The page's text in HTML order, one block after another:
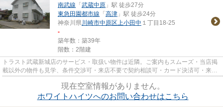
南武線 「武蔵中原 」駅 徒歩27分
東急田園都市線 「高津 」駅 徒歩24分
神奈川県川崎市中原区上小田中 １丁目18-25
-
築年数：築39年
階数：2階建
トラスト武蔵新城店のサービス・取扱い物件は近隣。ご案内もスムーズ・当店掲
載以外の物件も見学、条件交渉可・来店不要で契約相談可・カード決済可・来店
時無料駐車場有（要電話予約...
現在空室情報がありません。
ホワイトハイツへのお問い合わせはこちら